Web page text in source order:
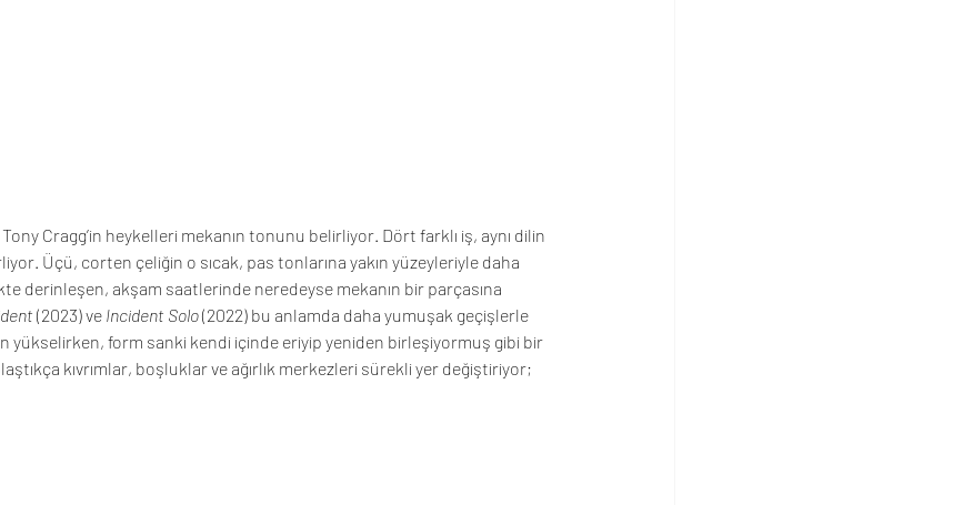
Tony Cragg’in heykelleri mekanın tonunu belirliyor. Dört farklı iş, aynı dilin
Üçü, corten çeliğin o sıcak, pas tonlarına yakın yüzeyleriyle daha
derinleşen, akşam saatlerinde neredeyse mekanın bir parçasına
(2023) ve Incident Solo (2022) bu anlamda daha yumuşak geçişlerle
yükselirken, form sanki kendi içinde eriyip yeniden birleşiyormuş gibi bir
kıvrımlar, boşluklar ve ağırlık merkezleri sürekli yer değiştiriyor;